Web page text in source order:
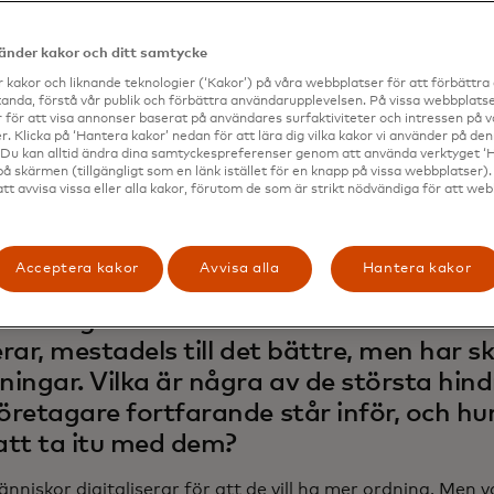
och mer, allt på en bekväm plattform. Levy träffade
för att diskutera den nya plattformen och hur
driver innovation för småföretag.
gjort en anmärkningsvärd resa
utvecklats under åren?
vi lanserade erbjöd vi små och medelstora företag en
med början i schemaläggningsutrymmet. Sedan
kundrelationshantering och en allt-i-ett-lösning för
vi cirka 150 000 små och medelstora företag världen
har dramatiskt förändrat
mestadels till det bättre, men har
Vilka är några av de största
fortfarande står inför, och
ta itu med dem?
digitaliserar för att de vill ha mer ordning. Men
kakor och ditt samtycke
kakor och liknande teknologier (‘Kakor’) på våra webbplatser för att förbättra
förstå vår publik och förbättra användarupplevelsen. På vissa
för att visa annonser baserat på användares surfaktiviteter och intressen på
Klicka på ‘Hantera kakor’ nedan för att lära dig vilka kakor vi använder på
kan alltid ändra dina samtyckespreferenser genom att använda verktyget
skärmen (tillgängligt som en länk istället för en knapp på vissa
avvisa vissa eller alla kakor, förutom de som är strikt nödvändiga för att
Acceptera kakor Avvisa alla Hantera kakor